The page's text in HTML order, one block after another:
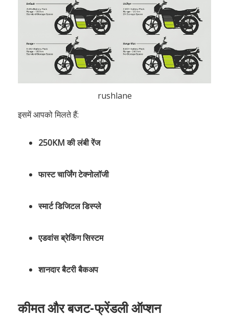
rushlane
इसमें आपको मिलते हैं:
250KM की लंबी रेंज
फास्ट चार्जिंग टेक्नोलॉजी
स्मार्ट डिजिटल डिस्प्ले
एडवांस ब्रेकिंग सिस्टम
शानदार बैटरी बैकअप
कीमत और बजट-फ्रेंडली ऑप्शन